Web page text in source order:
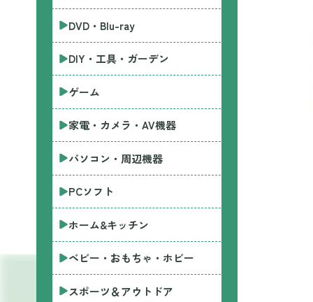
DVD・Blu-ray
DIY・工具・ガーデン
ゲーム
家電・カメラ・AV機器
パソコン・周辺機器
PCソフト
ホーム&キッチン
ベビー・おもちゃ・ホビー
スポーツ＆アウトドア